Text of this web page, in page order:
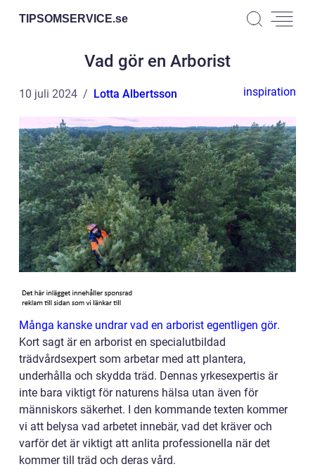
TIPSOMSERVICE.se
Vad gör en Arborist
10 juli 2024 Lotta Albertsson inspiration
Många kanske undrar vad en arborist egentligen gör.
Kort sagt är en arborist en specialutbildad
trädvårdsexpert som arbetar med att plantera,
underhålla och skydda träd. Dennas yrkesexpertis är
inte bara viktigt för naturens hälsa utan även för
människors säkerhet. I den kommande texten kommer
vi att belysa vad arbetet innebär, vad det kräver och
varför det är viktigt att anlita professionella när det
kommer till träd och deras vård.